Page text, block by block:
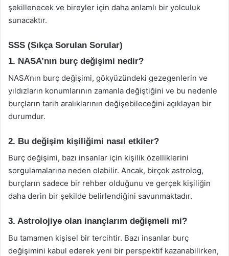
şekillenecek ve bireyler için daha anlamlı bir yolculuk
sunacaktır.
SSS (Sıkça Sorulan Sorular)
1. NASA’nın burç değişimi nedir?
NASA’nın burç değişimi, gökyüzündeki gezegenlerin ve
yıldızların konumlarının zamanla değiştiğini ve bu nedenle
burçların tarih aralıklarının değişebileceğini açıklayan bir
durumdur.
2. Bu değişim kişiliğimi nasıl etkiler?
Burç değişimi, bazı insanlar için kişilik özelliklerini
sorgulamalarına neden olabilir. Ancak, birçok astrolog,
burçların sadece bir rehber olduğunu ve gerçek kişiliğin
daha derin bir şekilde belirlendiğini savunmaktadır.
3. Astrolojiye olan inançlarım değişmeli mi?
Bu tamamen kişisel bir tercihtir. Bazı insanlar burç
değişimini kabul ederek yeni bir perspektif kazanabilirken,